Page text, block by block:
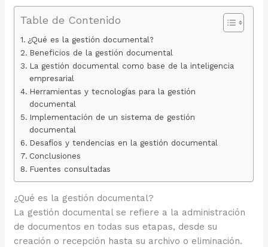
Table de Contenido
¿Qué es la gestión documental?
Beneficios de la gestión documental
La gestión documental como base de la inteligencia
empresarial
Herramientas y tecnologías para la gestión
documental
Implementación de un sistema de gestión
documental
Desafíos y tendencias en la gestión documental
Conclusiones
Fuentes consultadas
¿Qué es la gestión documental?
La gestión documental se refiere a la administración
de documentos en todas sus etapas, desde su
creación o recepción hasta su archivo o eliminación.